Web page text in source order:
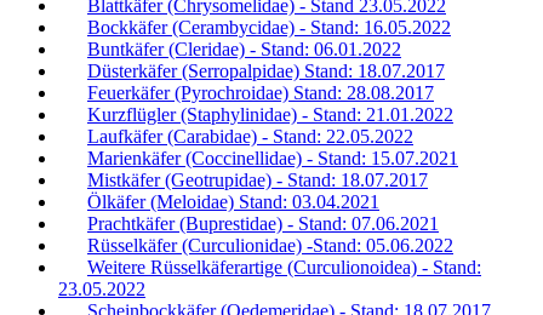
Blattkäfer (Chrysomelidae) - Stand 23.05.2022
Bockkäfer (Cerambycidae) - Stand: 16.05.2022
Buntkäfer (Cleridae) - Stand: 06.01.2022
Düsterkäfer (Serropalpidae) Stand: 18.07.2017
Feuerkäfer (Pyrochroidae) Stand: 28.08.2017
Kurzflügler (Staphylinidae) - Stand: 21.01.2022
Laufkäfer (Carabidae) - Stand: 22.05.2022
Marienkäfer (Coccinellidae) - Stand: 15.07.2021
Mistkäfer (Geotrupidae) - Stand: 18.07.2017
Ölkäfer (Meloidae) Stand: 03.04.2021
Prachtkäfer (Buprestidae) - Stand: 07.06.2021
Rüsselkäfer (Curculionidae) -Stand: 05.06.2022
Weitere Rüsselkäferartige (Curculionoidea) - Stand:
23.05.2022